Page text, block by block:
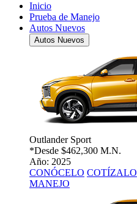
Inicio
Prueba de Manejo
Autos Nuevos
Autos Nuevos
Outlander Sport
*Desde $462,300 M.N.
Año: 2025
CONÓCELO COTÍZALO
MANEJO